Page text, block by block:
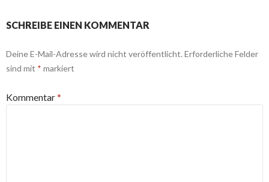
SCHREIBE EINEN KOMMENTAR
Deine E-Mail-Adresse wird nicht veröffentlicht. Erforderliche Felder
sind mit * markiert
Kommentar*